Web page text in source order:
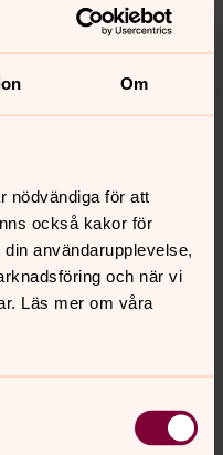
Om
nödvändiga för att
också kakor för
användarupplevelse,
och när vi
Läs mer om våra